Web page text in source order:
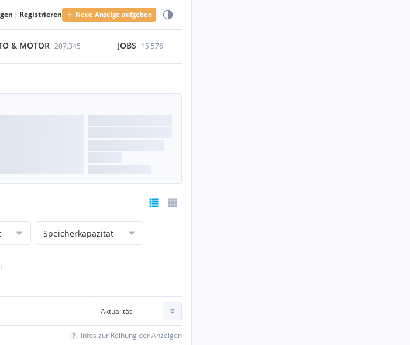
| Registrieren Neue Anzeige aufgeben
& MOTOR 207.345 JOBS 15.576
Speicherkapazität
Infos zur Reihung der Anzeigen